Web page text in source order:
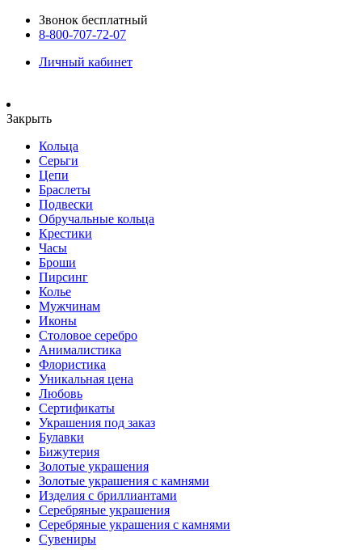
Звонок бесплатный
8-800-707-72-07
Личный кабинет
Закрыть
Кольца
Серьги
Цепи
Браслеты
Подвески
Обручальные кольца
Крестики
Часы
Броши
Пирсинг
Колье
Мужчинам
Иконы
Столовое серебро
Анималистика
Флористика
Уникальная цена
Любовь
Сертификаты
Украшения под заказ
Булавки
Бижутерия
Золотые украшения
Золотые украшения с камнями
Изделия с бриллиантами
Серебряные украшения
Серебряные украшения с камнями
Сувениры